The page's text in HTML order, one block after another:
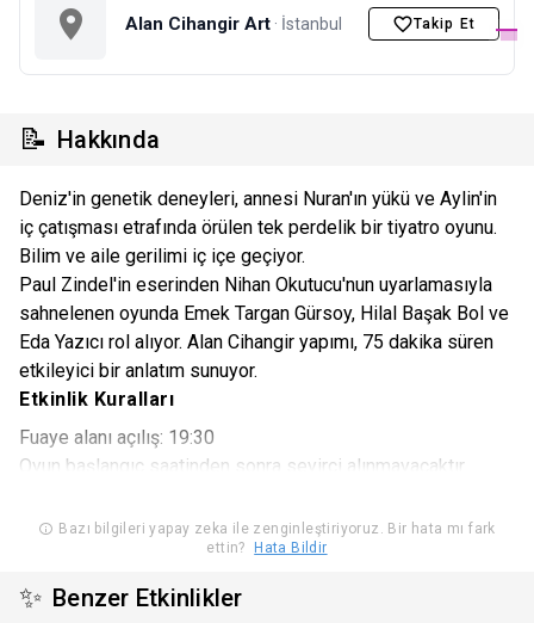
Alan Cihangir Art · İstanbul Takip Et
📝 Hakkında
Deniz'in genetik deneyleri, annesi Nuran'ın yükü ve Aylin'in
iç çatışması etrafında örülen tek perdelik bir tiyatro oyunu.
Bilim ve aile gerilimi iç içe geçiyor.
Paul Zindel'in eserinden Nihan Okutucu'nun uyarlamasıyla
sahnelenen oyunda Emek Targan Gürsoy, Hilal Başak Bol ve
Eda Yazıcı rol alıyor. Alan Cihangir yapımı, 75 dakika süren
etkileyici bir anlatım sunuyor.
Etkinlik Kuralları
Fuaye alanı açılış: 19:30
Oyun başlangıç saatinden sonra seyirci alınmayacaktır.
Yiyecek içecek girişi yasaktır.
Bazı bilgileri yapay zeka ile zenginleştiriyoruz. Bir hata mı fark
ettin?
Hata Bildir
✨ Benzer Etkinlikler